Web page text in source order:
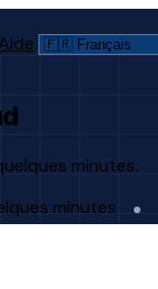
Aide
minutes.
minutes